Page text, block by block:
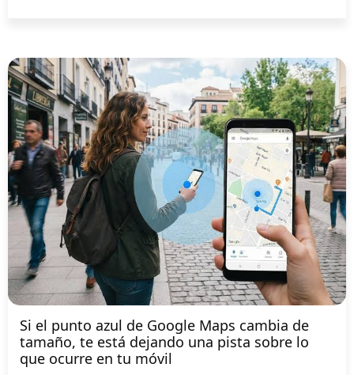
Si el punto azul de Google Maps cambia de
tamaño, te está dejando una pista sobre lo
que ocurre en tu móvil